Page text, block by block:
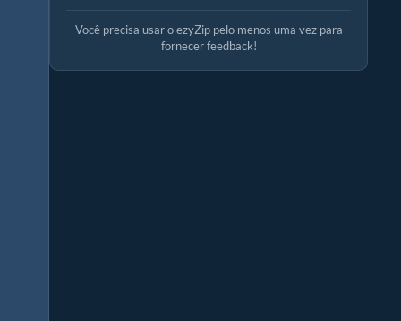
Você precisa usar o ezyZip pelo menos uma vez para
fornecer feedback!